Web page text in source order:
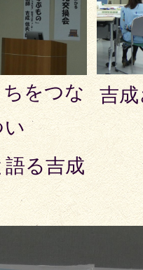
をつな
い
る吉成
吉